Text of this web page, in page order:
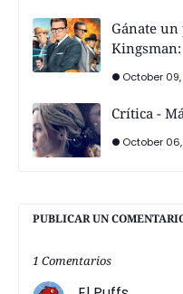
Gánate un
October 09,
Crítica -
October 06,
PUBLICAR UN
1 Comentarios